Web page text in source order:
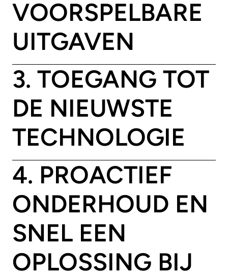
VOORSPELBARE
UITGAVEN
3. TOEGANG TOT
DE NIEUWSTE
TECHNOLOGIE
4. PROACTIEF
ONDERHOUD EN
SNEL EEN
OPLOSSING BIJ